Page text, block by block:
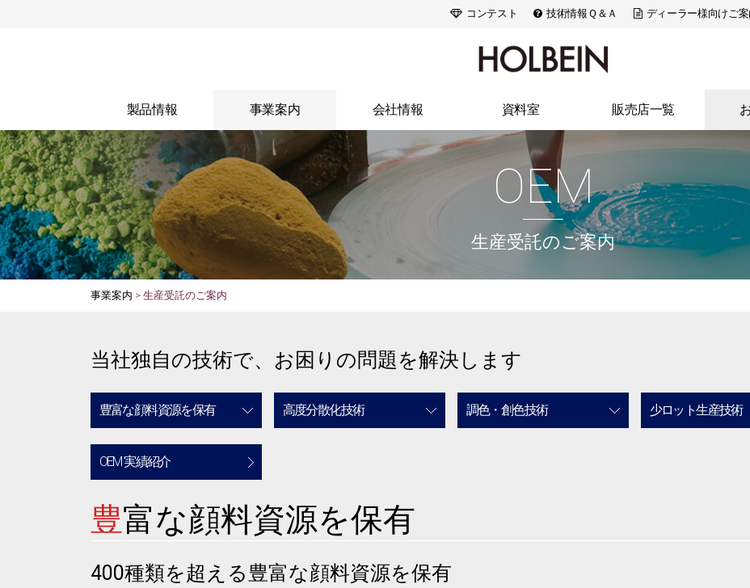
コンテスト 技術情報Ｑ＆Ａ ディーラー様向けご案
製品情報
製品情報
WEBカタログ
事業案内
生産受託
試験受託
会社情報
ブランドストーリー
会社概要
資料室
出版活動
広告・メディア
画家たちの美術史
色材の解剖学
ACRYLART別冊
販売店一覧
北海道・東北
信州・北陸・東海
近畿
中国・四国
事業案内 > 生産受託のご案内
OEM
生産受託のご案内
当社独自の技術で、お困りの問題を解決します
豊富な顔料資源を保有 高度分散化技術 調色・創色技術 少ロット生産技術
OEM 実績紹介
豊富な顔料資源を保有
400種類を超える豊富な顔料資源を保有